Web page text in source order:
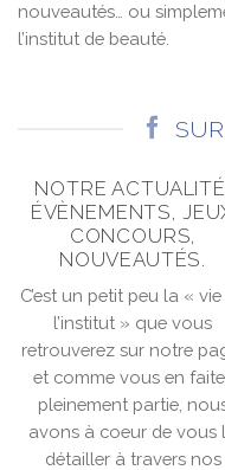
nouveautés… ou
l’institut de beauté.
NOTRE
ÉVÈNEMENTS,
CONCOURS,
NOUVEAUTÉS.
C’est un petit peu la «
l’institut » que vous
retrouverez sur notre
et comme vous en
pleinement partie,
avons à coeur de vous
détailler à travers nos